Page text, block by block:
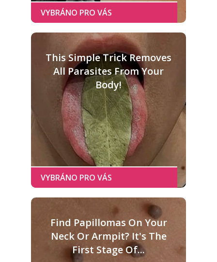
This Simple Trick Removes
All Parasites From Your
Body!
Find Papillomas On Your
Neck Or Armpit? It's The
First Stage Of...